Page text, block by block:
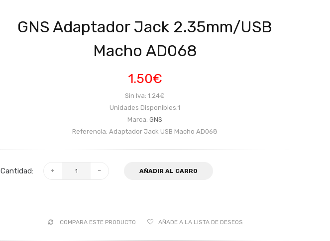
GNS Adaptador Jack 2.35mm/USB
Macho AD068
1.50€
Sin Iva: 1.24€
Unidades Disponibles:1
Marca: GNS
Referencia: Adaptador Jack USB Macho AD068
Cantidad: AÑADIR AL CARRO
COMPARA ESTE PRODUCTO AÑADE A LA LISTA DE DESEOS